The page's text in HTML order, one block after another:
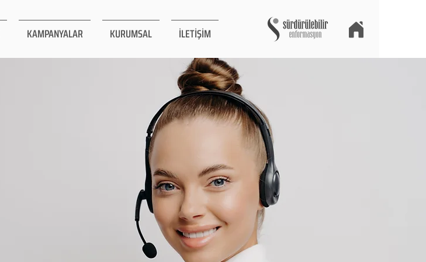
KAMPANYALAR KURUMSAL İLETİŞİM